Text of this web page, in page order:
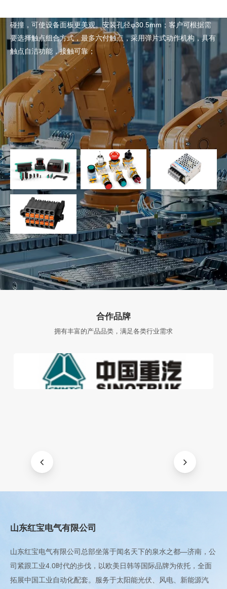
碰撞，可使设备面板更美观。安装孔径φ30.5mm；客户可根据需
要选择触点组合方式，最多六付触点，采用弹片式动作机构，具有
触点自洁功能，接触可靠；
了解详情
合作品牌
拥有丰富的产品品类，满足各类行业需求
山东红宝电气有限公司
山东红宝电气有限公司总部坐落于闻名天下的泉水之都—济南，公
司紧跟工业4.0时代的步伐，以欧美日韩等国际品牌为依托，全面
拓展中国工业自动化配套。服务于太阳能光伏、风电、新能源汽